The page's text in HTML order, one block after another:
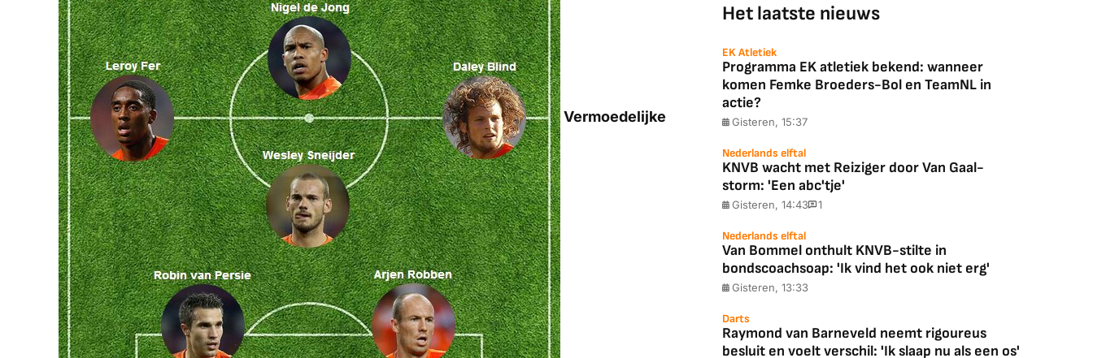
Vermoedelijke
Het laatste nieuws
EK Atletiek
Programma EK atletiek bekend: wanneer
komen Femke Broeders-Bol en TeamNL in
actie?
Gisteren, 15:37
Nederlands elftal
KNVB wacht met Reiziger door Van Gaal-
storm: 'Een abc'tje'
Gisteren, 14:43 1
Nederlands elftal
Van Bommel onthult KNVB-stilte in
bondscoachsoap: 'Ik vind het ook niet erg'
Gisteren, 13:33
Darts
Raymond van Barneveld neemt rigoureus
besluit en voelt verschil: 'Ik slaap nu als een os'